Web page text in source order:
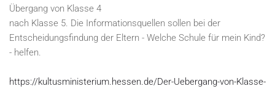
Übergang von Klasse 4
nach Klasse 5. Die Informationsquellen sollen bei der
Entscheidungsfindung der Eltern - Welche Schule für mein Kind?
- helfen.
https://kultusministerium.hessen.de/Der-Uebergang-von-Klasse-